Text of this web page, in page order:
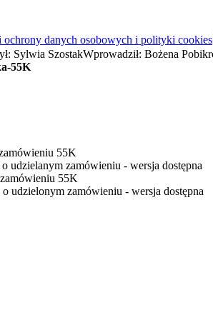
danych osobowych i polityki cookies
Sylwia SzostakWprowadził: Bożena
55K
55K
udzielanym zamówieniu - wersja dostępna
55K
o udzielonym zamówieniu - wersja dostępna